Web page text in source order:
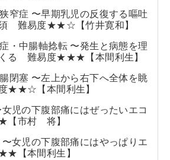
窄症 〜早期乳児の反復する嘔吐
難易度★★☆【竹井寛和】
・中腸軸捻転 〜発生と病態を理
る 難易度★★★【本間利生】
閉塞 〜左上から右下へ全体を眺
★★☆【本間利生】
児の下腹部痛にはぜったいエコ
市村 将】
女児の下腹部痛にはやっぱりエ
【本間利生】